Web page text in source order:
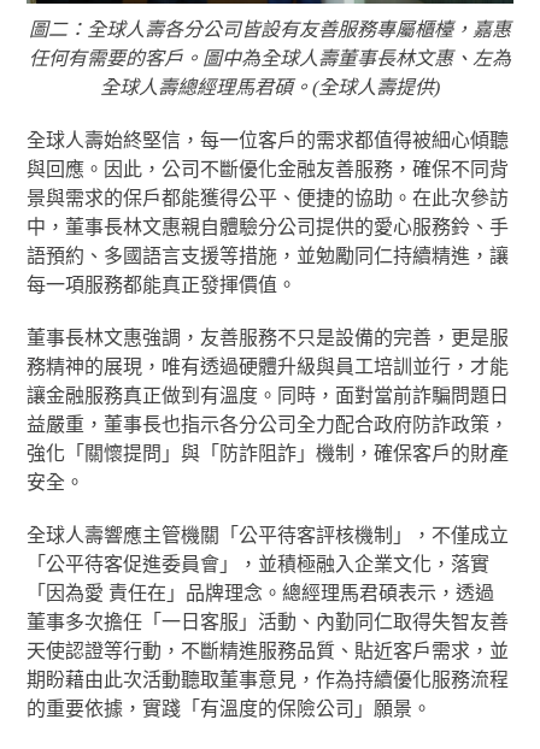
圖二：全球人壽各分公司皆設有友善服務專屬櫃檯，嘉惠
任何有需要的客戶。圖中為全球人壽董事長林文惠、左為
全球人壽總經理馬君碩。(全球人壽提供)
全球人壽始終堅信，每一位客戶的需求都值得被細心傾聽
與回應。因此，公司不斷優化金融友善服務，確保不同背
景與需求的保戶都能獲得公平、便捷的協助。在此次參訪
中，董事長林文惠親自體驗分公司提供的愛心服務鈴、手
語預約、多國語言支援等措施，並勉勵同仁持續精進，讓
每一項服務都能真正發揮價值。
董事長林文惠強調，友善服務不只是設備的完善，更是服
務精神的展現，唯有透過硬體升級與員工培訓並行，才能
讓金融服務真正做到有溫度。同時，面對當前詐騙問題日
益嚴重，董事長也指示各分公司全力配合政府防詐政策，
強化「關懷提問」與「防詐阻詐」機制，確保客戶的財產
安全。
全球人壽響應主管機關「公平待客評核機制」，不僅成立
「公平待客促進委員會」，並積極融入企業文化，落實
「因為愛 責任在」品牌理念。總經理馬君碩表示，透過
董事多次擔任「一日客服」活動、內勤同仁取得失智友善
天使認證等行動，不斷精進服務品質、貼近客戶需求，並
期盼藉由此次活動聽取董事意見，作為持續優化服務流程
的重要依據，實踐「有溫度的保險公司」願景。